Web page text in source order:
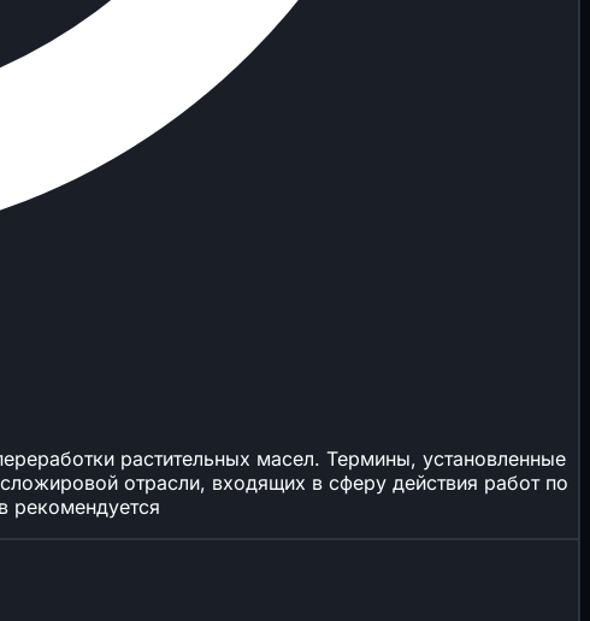
растительных масел. Термины, установленные
отрасли, входящих в сферу действия работ по
рекомендуется